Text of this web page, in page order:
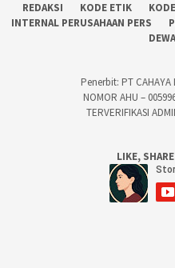
REDAKSI KODE ETIK
INTERNAL PERUSAHAAN PERS
Penerbit: PT CAHAYA
NOMOR AHU –
TERVERIFIKASI
LIKE,